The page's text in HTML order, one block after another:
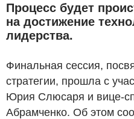
Процесс будет
на достижение
лидерства.
Финальная сессия,
стратегии, прошла с
Юрия Слюсаря и вице-
Абрамченко. Об этом